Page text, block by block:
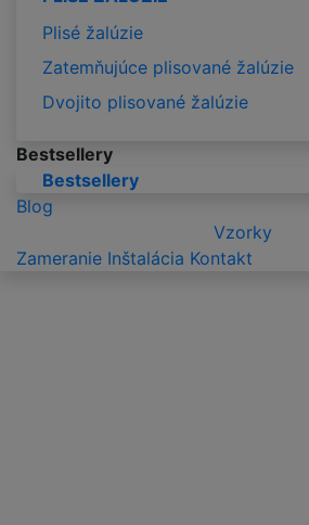
Plisé žalúzie
Zatemňujúce plisované žalúzie
Dvojito plisované žalúzie
Bestsellery
Bestsellery
Blog
Vzorky
Zameranie Inštalácia Kontakt